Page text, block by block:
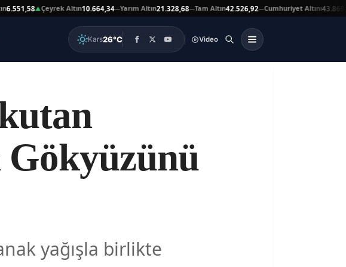
▲Çeyrek Altın10.664,34—Yarım Altın21.328,68 —Tam Altın42.526,92 —Cumhuriyet Altını43.869,00 ▲
Kars26°C Video
yağışla birlikte